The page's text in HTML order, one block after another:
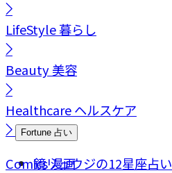
LifeStyle暮らし
Beauty美容
Healthcareヘルスケア
Fortune 占い
鏡リュウジの12星座占い
Comics漫画